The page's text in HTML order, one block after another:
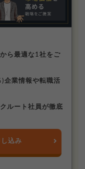
ら最適な1社をご
企業情報や転職活
ルート社員が徹底
し込み